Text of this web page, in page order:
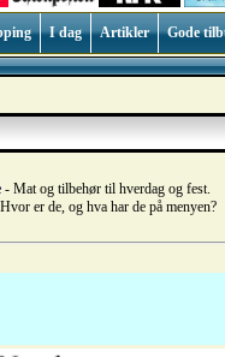
I dag Artikler
Gode
- Mat og tilbehør til hverdag og fest.
er de, og hva har de på menyen?